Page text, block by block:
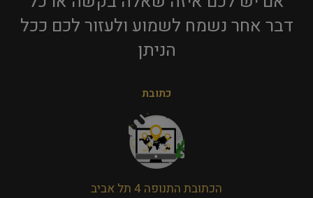
דבר אחר נשמח לשמוע ולעזור לכם ככל
הניתן​
כתובת
הכתובת התנופה 4 תל אביב